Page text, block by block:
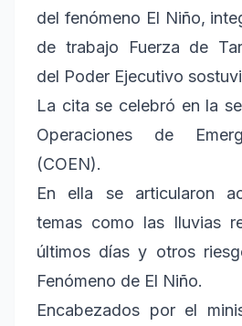
del fenómeno El Niño,
de trabajo Fuerza de
del Poder Ejecutivo
La cita se celebró en la
Operaciones de
(COEN).
En ella se articularon
temas como las lluvias
últimos días y otros
Fenómeno de El Niño.
Encabezados por el